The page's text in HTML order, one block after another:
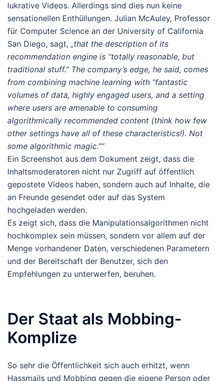
lukrative Videos. Allerdings sind dies nun keine
sensationellen Enthüllungen. Julian McAuley, Professor
für Computer Science an der University of California
San Diego, sagt, „that the description of its
recommendation engine is “totally reasonable, but
traditional stuff.” The company’s edge, he said, comes
from combining machine learning with “fantastic
volumes of data, highly engaged users, and a setting
where users are amenable to consuming
algorithmically recommended content (think how few
other settings have all of these characteristics!). Not
some algorithmic magic.”“
Ein Screenshot aus dem Dokument zeigt, dass die
Inhaltsmoderatoren nicht nur Zugriff auf öffentlich
gepostete Videos haben, sondern auch auf Inhalte, die
an Freunde gesendet oder auf das System
hochgeladen werden.
Es zeigt sich, dass die Manipulationsalgorithmen nicht
hochkomplex sein müssen, sondern vor allem auf der
Menge vorhandener Daten, verschiedenen Parametern
und der Bereitschaft der Benutzer, sich den
Empfehlungen zu unterwerfen, beruhen.
Der Staat als Mobbing-
Komplize
So sehr die Öffentlichkeit sich auch erhitzt, wenn
Hassmails und Mobbing gegen die eigene Person oder